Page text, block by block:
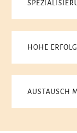
HOHE
AUSTAUSCH